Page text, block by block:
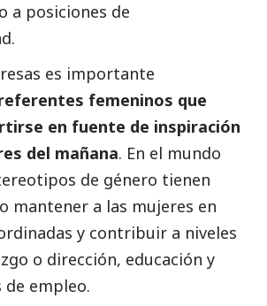
a posiciones de
es importante
femeninos que
en fuente de inspiración
del mañana. En el mundo
de género tienen
mantener a las mujeres en
y contribuir a niveles
o dirección, educación y
empleo.